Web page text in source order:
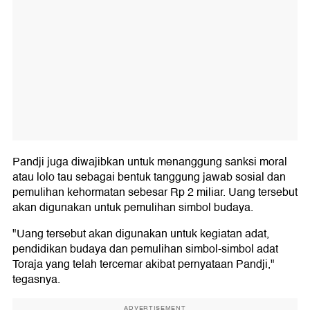
Pandji juga diwajibkan untuk menanggung sanksi moral
atau lolo tau sebagai bentuk tanggung jawab sosial dan
pemulihan kehormatan sebesar Rp 2 miliar. Uang tersebut
akan digunakan untuk pemulihan simbol budaya.
"Uang tersebut akan digunakan untuk kegiatan adat,
pendidikan budaya dan pemulihan simbol-simbol adat
Toraja yang telah tercemar akibat pernyataan Pandji,"
tegasnya.